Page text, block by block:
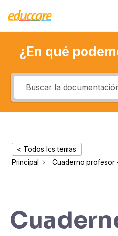
contenido
¿En qué
< Todos los temas
Principal
Cuaderno profesor